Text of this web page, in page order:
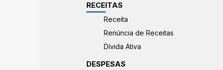
RECEITAS
Receita
Renúncia de Receitas
Dívida Ativa
DESPESAS